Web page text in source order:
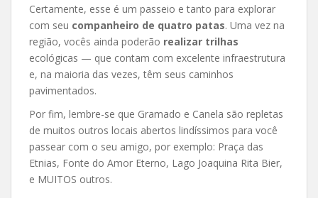
Certamente, esse é um passeio e tanto para explorar
com seu companheiro de quatro patas. Uma vez na
região, vocês ainda poderão realizar trilhas
ecológicas — que contam com excelente infraestrutura
e, na maioria das vezes, têm seus caminhos
pavimentados.
Por fim, lembre-se que Gramado e Canela são repletas
de muitos outros locais abertos lindíssimos para você
passear com o seu amigo, por exemplo: Praça das
Etnias, Fonte do Amor Eterno, Lago Joaquina Rita Bier,
e MUITOS outros.